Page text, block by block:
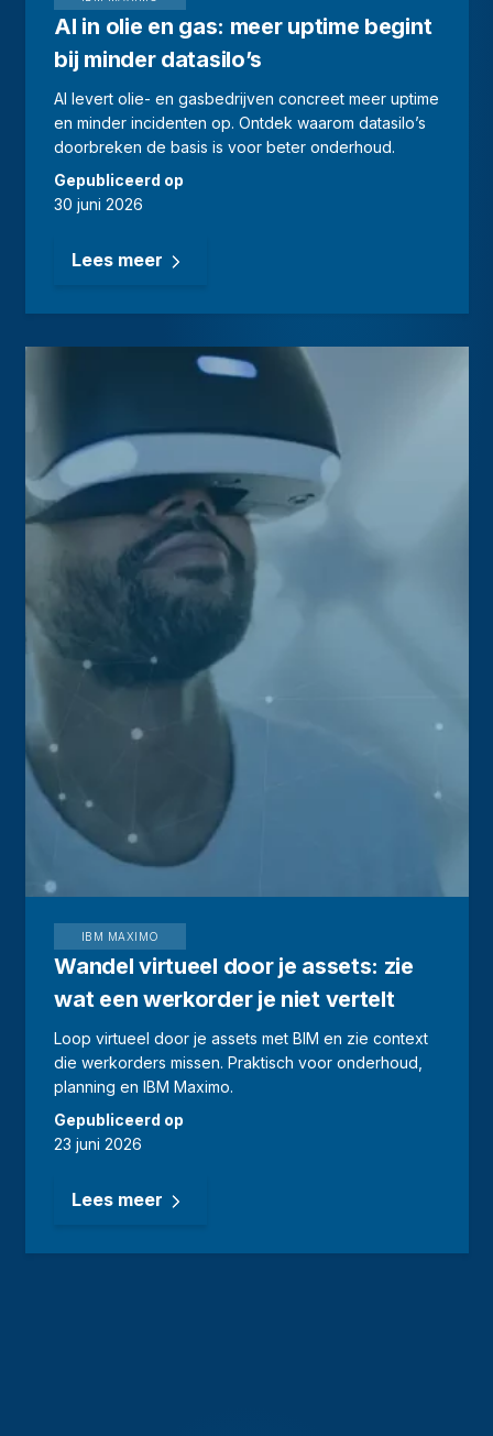
AI in olie en gas: meer uptime begint
bij minder datasilo’s
AI levert olie- en gasbedrijven concreet meer uptime
en minder incidenten op. Ontdek waarom datasilo’s
doorbreken de basis is voor beter onderhoud.
Gepubliceerd op
30 juni 2026
Lees meer
IBM MAXIMO
Wandel virtueel door je assets: zie
wat een werkorder je niet vertelt
Loop virtueel door je assets met BIM en zie context
die werkorders missen. Praktisch voor onderhoud,
planning en IBM Maximo.
Gepubliceerd op
23 juni 2026
Lees meer